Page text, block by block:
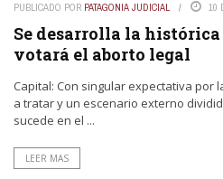
PUBLICADO POR PATAGONIA JUDICIAL 10
Se desarrolla la histórica
votará el aborto legal
Capital: Con singular expectativa por
a tratar y un escenario externo
sucede en el ...
LEER MAS